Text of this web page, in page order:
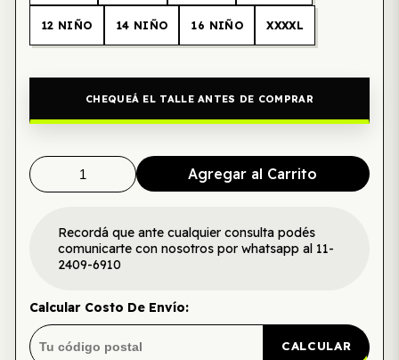
12 NIÑO 14 NIÑO 16 NIÑO XXXXL
CHEQUEÁ EL TALLE ANTES DE COMPRAR
Agregar al Carrito
Recordá que ante cualquier consulta podés
comunicarte con nosotros por whatsapp al 11-
2409-6910
Calcular Costo De Envío:
CALCULAR